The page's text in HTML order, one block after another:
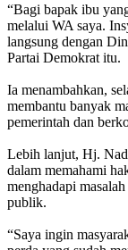
“Bagi bapak ibu
melalui WA saya.
langsung dengan
Partai Demokrat itu.
Ia menambahkan,
membantu banyak
pemerintah dan
Lebih lanjut, Hj.
dalam memahami
menghadapi
publik.
“Saya ingin